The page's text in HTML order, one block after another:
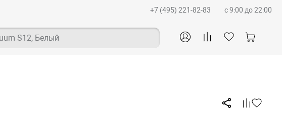
+7 (495) 221-82-83 c 9:00 до 22:00
S12, Белый